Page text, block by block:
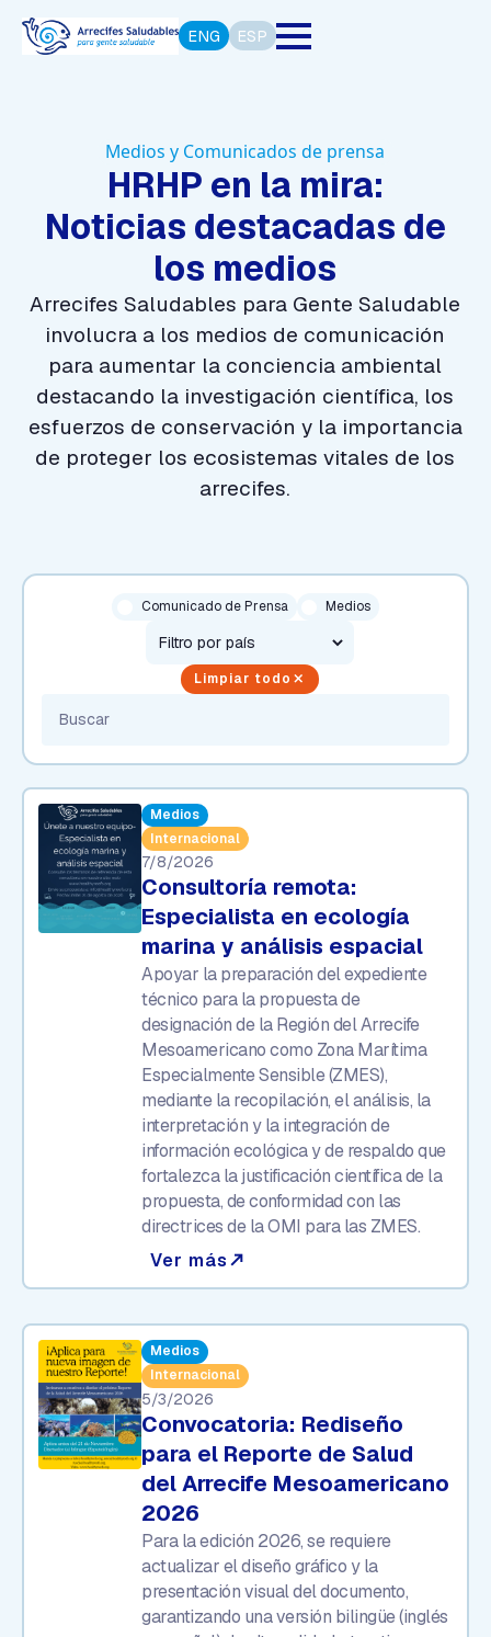
ENG ESP
Medios y Comunicados de prensa
HRHP en la mira:
Noticias destacadas de
los medios
Arrecifes Saludables para Gente Saludable
involucra a los medios de comunicación
para aumentar la conciencia ambiental
destacando la investigación científica, los
esfuerzos de conservación y la importancia
de proteger los ecosistemas vitales de los
arrecifes.
Comunicado de Prensa Medios
Limpiar todo close
Medios
Internacional
7/8/2026
Consultoría remota:
Especialista en ecología
marina y análisis espacial
Apoyar la preparación del expediente
técnico para la propuesta de
designación de la Región del Arrecife
Mesoamericano como Zona Marítima
Especialmente Sensible (ZMES),
mediante la recopilación, el análisis, la
interpretación y la integración de
información ecológica y de respaldo que
fortalezca la justificación científica de la
propuesta, de conformidad con las
directrices de la OMI para las ZMES.
Ver más north_east
Medios
Internacional
5/3/2026
Convocatoria: Rediseño
para el Reporte de Salud
del Arrecife Mesoamericano
2026
Para la edición 2026, se requiere
actualizar el diseño gráfico y la
presentación visual del documento,
garantizando una versión bilingüe (inglés